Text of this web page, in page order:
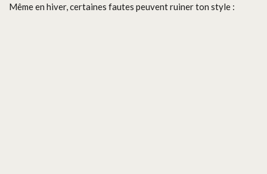
Même en hiver, certaines fautes peuvent ruiner ton style :